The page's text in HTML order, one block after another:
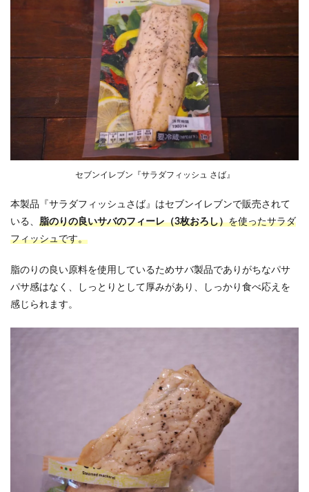
セブンイレブン『サラダフィッシュ さば』
本製品『サラダフィッシュさば』はセブンイレブンで販売されて
いる、 脂のりの良いサバのフィーレ（3枚おろし）を使ったサラダ
フィッシュです。
脂のりの良い原料を使用しているためサバ製品でありがちなパサ
パサ感はなく、しっとりとして厚みがあり、しっかり食べ応えを
感じられます。